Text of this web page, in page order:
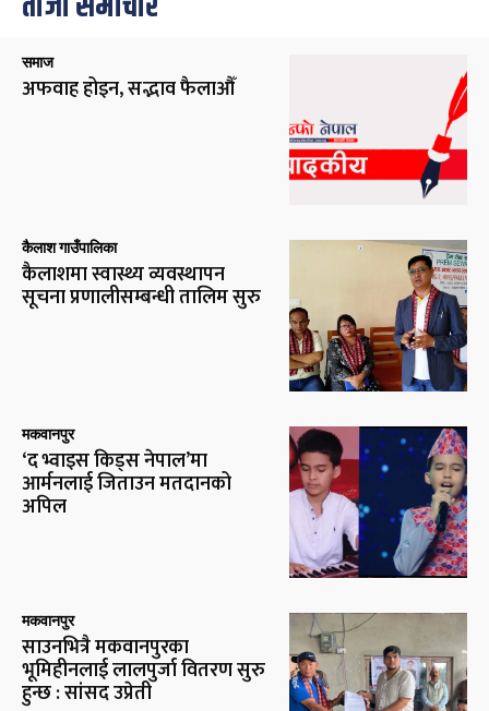
समाज
अफवाह होइन, सद्भाव फैलाऔँ
कैलाश गाउँपालिका
कैलाशमा स्वास्थ्य व्यवस्थापन
सूचना प्रणालीसम्बन्धी तालिम सुरु
मकवानपुर
‘द भ्वाइस किड्स नेपाल’मा
आर्मनलाई जिताउन मतदानको
अपिल
मकवानपुर
साउनभित्रै मकवानपुरका
भूमिहीनलाई लालपुर्जा वितरण सुरु
हुन्छ : सांसद उप्रेती